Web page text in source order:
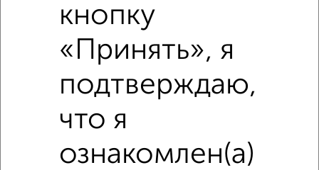
1‑комнатные квартиры недалеко от Советская 71
кнопку
«Принять», я
подтверждаю,
что я
ознакомлен(а)